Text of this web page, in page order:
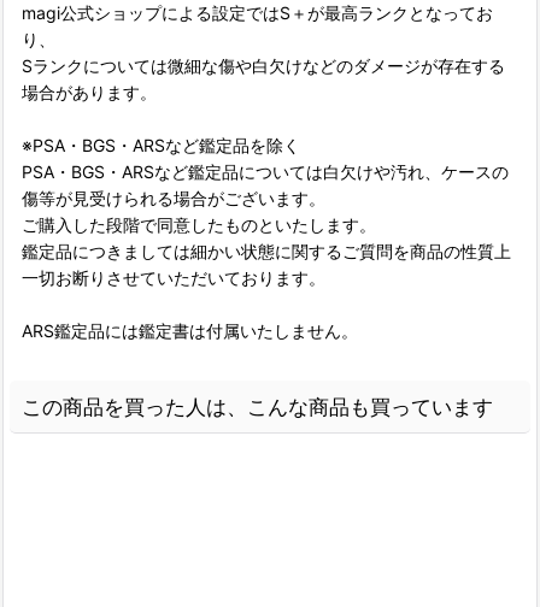
magi公式ショップによる設定ではS＋が最高ランクとなってお
り、
Sランクについては微細な傷や白欠けなどのダメージが存在する
場合があります。
※PSA・BGS・ARSなど鑑定品を除く
PSA・BGS・ARSなど鑑定品については白欠けや汚れ、ケースの
傷等が見受けられる場合がございます。
ご購入した段階で同意したものといたします。
鑑定品につきましては細かい状態に関するご質問を商品の性質上
一切お断りさせていただいております。
ARS鑑定品には鑑定書は付属いたしません。
この商品を買った人は、こんな商品も買っています